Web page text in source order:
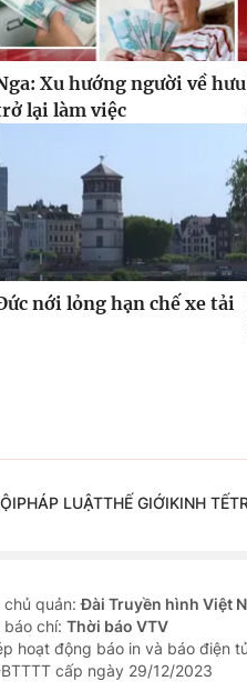
Xu hướng người về hưu
lại làm việc
nới lỏng hạn chế xe tải
PHÁP LUẬTTHẾ GIỚIKINH TẾ
chủ quản:Đài Truyền hình Việt
báo chí: Thời báo VTV
hoạt động báo in và báo điện
cấp ngày 29/12/2023